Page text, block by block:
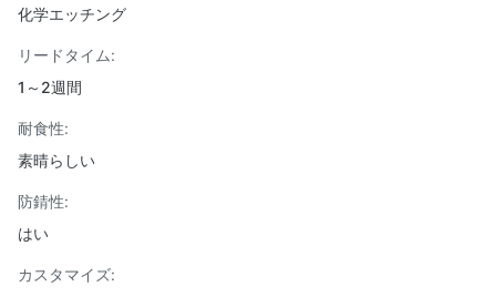
化学エッチング
リードタイム:
1～2週間
耐食性:
素晴らしい
防錆性:
はい
カスタマイズ: